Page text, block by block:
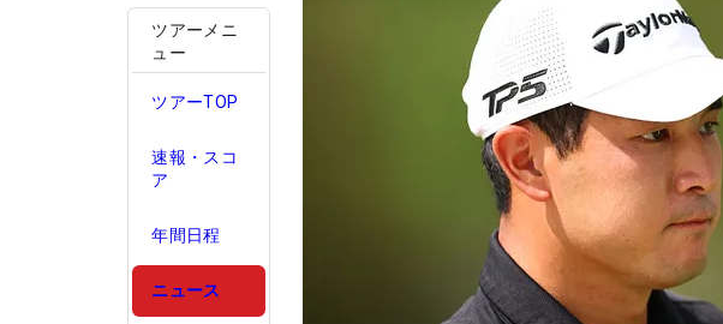
ツアーメニ
ュー
ツアーTOP
速報・スコ
ア
年間日程
ニュース